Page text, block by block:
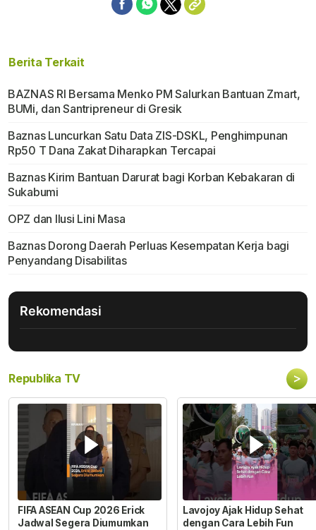
Berita Terkait
BAZNAS RI Bersama Menko PM Salurkan Bantuan Zmart,
BUMi, dan Santripreneur di Gresik
Baznas Luncurkan Satu Data ZIS-DSKL, Penghimpunan
Rp50 T Dana Zakat Diharapkan Tercapai
Baznas Kirim Bantuan Darurat bagi Korban Kebakaran di
Sukabumi
OPZ dan Ilusi Lini Masa
Baznas Dorong Daerah Perluas Kesempatan Kerja bagi
Penyandang Disabilitas
Rekomendasi
Republika TV >
FIFA ASEAN Cup 2026 Erick
Jadwal Segera Diumumkan
Lavojoy Ajak Hidup Sehat
dengan Cara Lebih Fun